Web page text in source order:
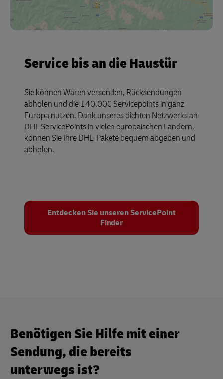
Service bis an die Haustür
Sie können Waren versenden, Rücksendungen
abholen und die 140.000 Servicepoints in ganz
Europa nutzen. Dank unseres dichten Netzwerks an
DHL ServicePoints in vielen europäischen Ländern,
können Sie Ihre DHL-Pakete bequem abgeben und
abholen.
Entdecken Sie unseren ServicePoint
Finder
Benötigen Sie Hilfe mit einer
Sendung, die bereits
unterwegs ist?